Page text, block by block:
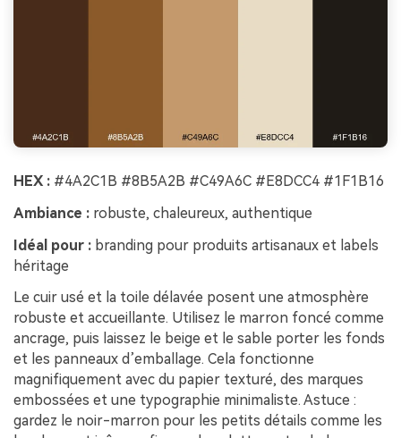
HEX : #4A2C1B #8B5A2B #C49A6C #E8DCC4 #1F1B16
Ambiance : robuste, chaleureux, authentique
Idéal pour : branding pour produits artisanaux et labels
héritage
Le cuir usé et la toile délavée posent une atmosphère
robuste et accueillante. Utilisez le marron foncé comme
ancrage, puis laissez le beige et le sable porter les fonds
et les panneaux d’emballage. Cela fonctionne
magnifiquement avec du papier texturé, des marques
embossées et une typographie minimaliste. Astuce :
gardez le noir-marron pour les petits détails comme les